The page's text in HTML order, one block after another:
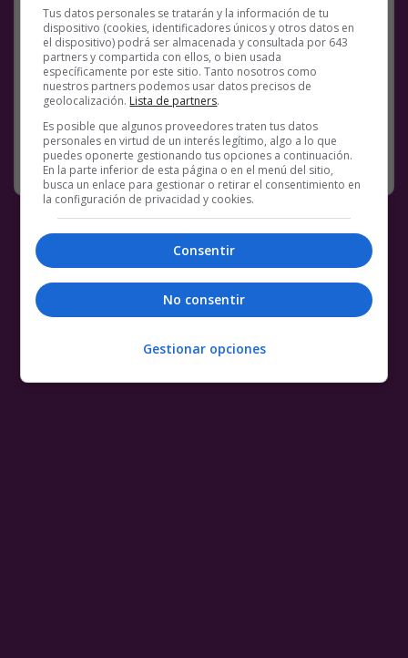
Coponnnn
Facebook
Twitter
WhatsApp
Gmail
Meneame
Copy
Link
BS18 CANTABRIA MADRID MADRILEÑOS
COMENTARIOS
SIN CATEGORÍA 24 OCTUBRE, 2020
Tus datos personales se tratarán y la información de tu
dispositivo (cookies, identificadores únicos y otros datos en
el dispositivo) podrá ser almacenada y consultada por 643
partners y compartida con ellos, o bien usada
específicamente por este sitio. Tanto nosotros como
nuestros partners podemos usar datos precisos de
geolocalización. Lista de partners.
Es posible que algunos proveedores traten tus datos
personales en virtud de un interés legítimo, algo a lo que
puedes oponerte gestionando tus opciones a continuación.
En la parte inferior de esta página o en el menú del sitio,
busca un enlace para gestionar o retirar el consentimiento en
la configuración de privacidad y cookies.
Consentir
No consentir
Gestionar opciones